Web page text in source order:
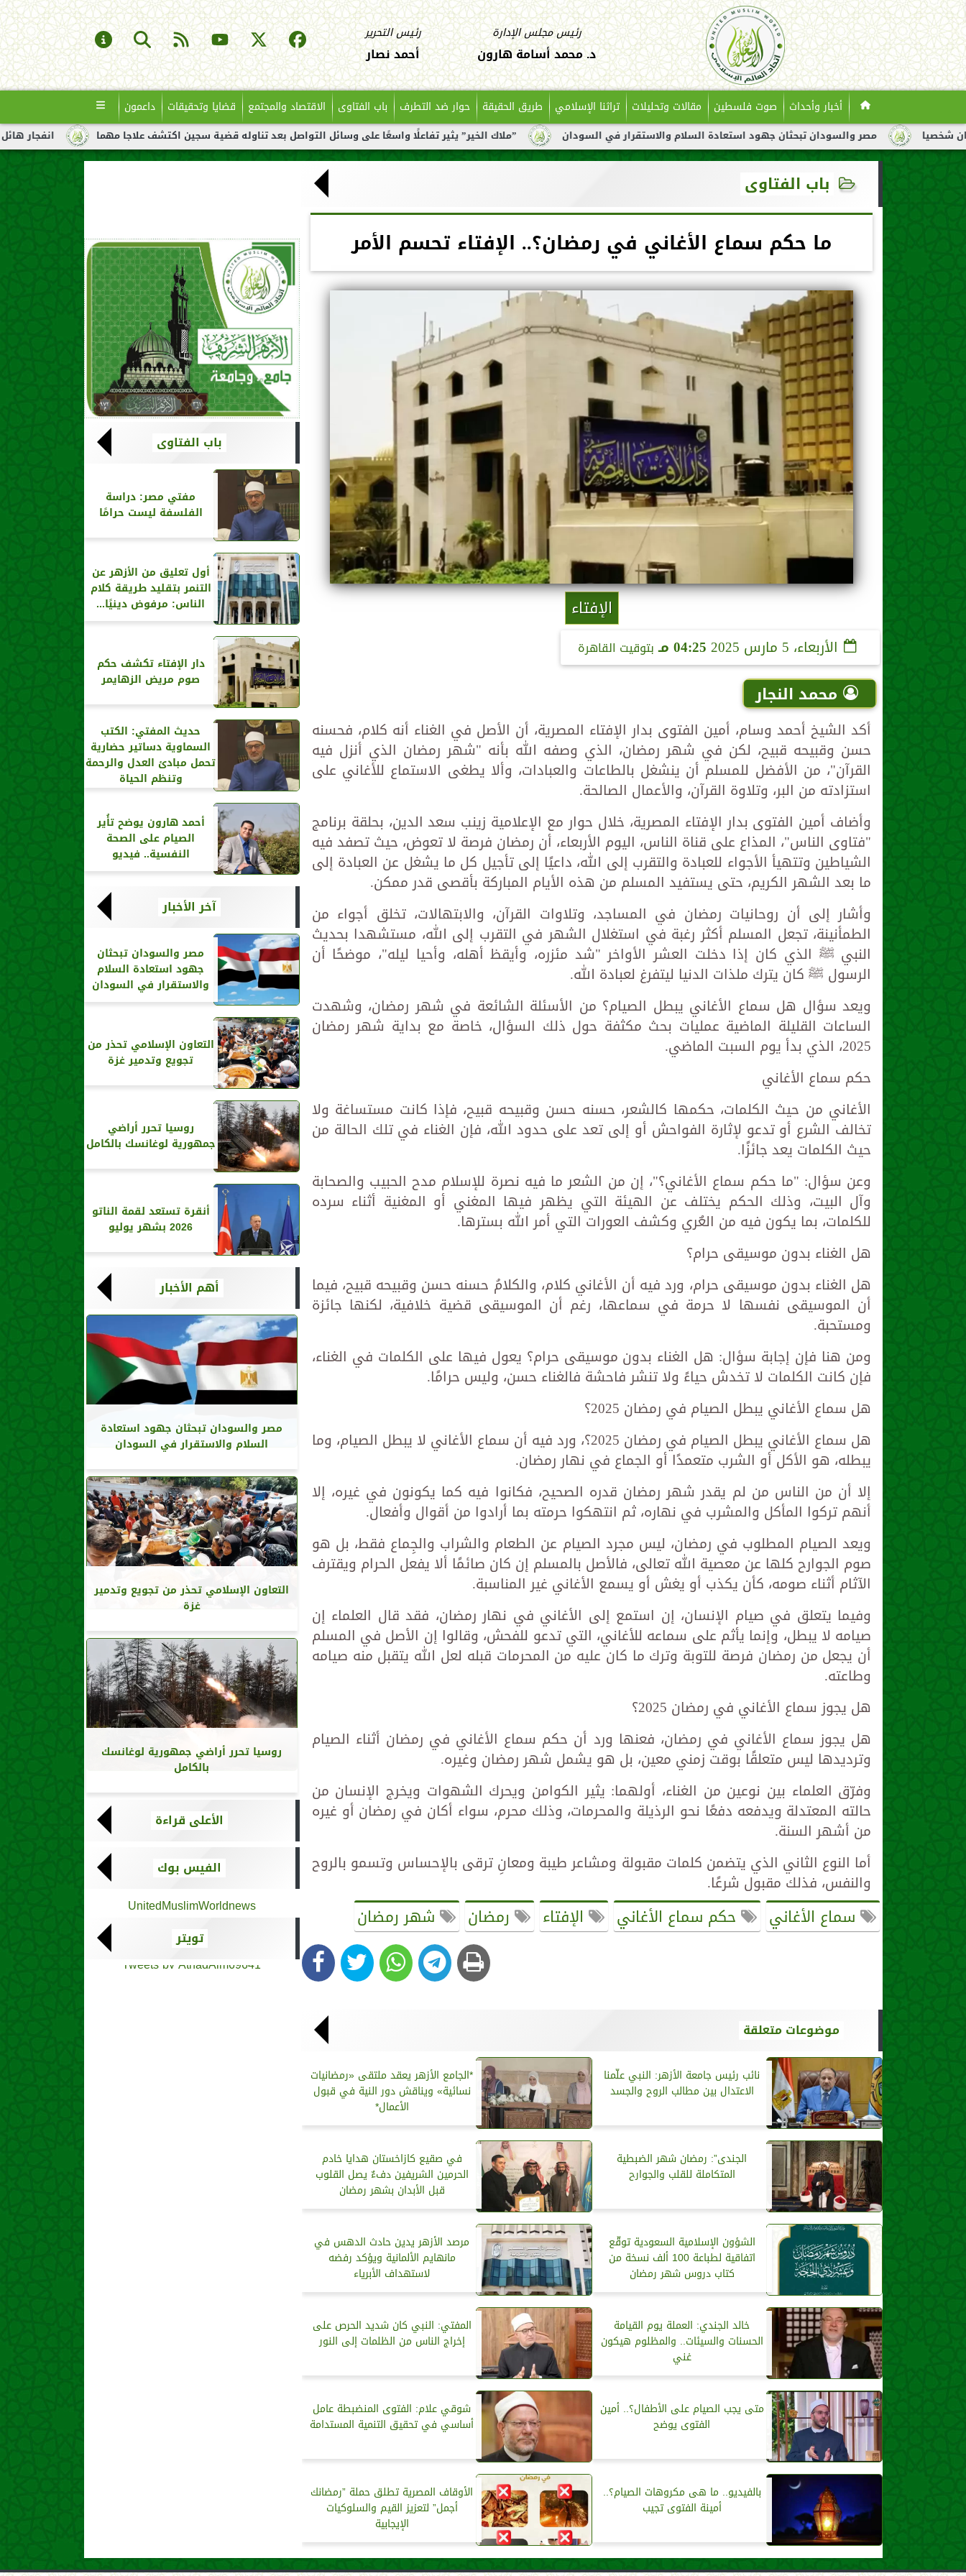
رئيس مجلس الإدارة
د. محمد أسامة هارون
رئيس التحرير
أحمد نصار
أخبار وأحداث صوت فلسطين مقالات وتحليلات تراثنا الإسلامي طريق الحقيقة حوار ضد التطرف باب الفتاوى الاقتصاد والمجتمع قضايا وتحقيقات داعمون
انفجار هائل لناقلة نفط ”ملاك الخير” يثير تفاعلًا واسعًا على وسائل التواصل بعد تناوله قضية سجين اكتشف علاجا مهما مصر والسودان تبحثان جهود استعادة السلام والاستقرار في السودان
باب الفتاوى
ما حكم سماع الأغاني في رمضان؟.. الإفتاء تحسم الأمر
الإفتاء
الأربعاء، 5 مارس 2025 04:25 مـ بتوقيت القاهرة
محمد النجار
أكد الشيخ أحمد وسام، أمين الفتوى بدار الإفتاء المصرية، أن الأصل في الغناء أنه كلام، فحسنه
حسن وقبيحه قبيح، لكن في شهر رمضان، الذي وصفه الله بأنه "شهر رمضان الذي أنزل فيه
القرآن"، من الأفضل للمسلم أن ينشغل بالطاعات والعبادات، وألا يطغى الاستماع للأغاني على
استزادته من البر، وتلاوة القرآن، والأعمال الصالحة.
وأضاف أمين الفتوى بدار الإفتاء المصرية، خلال حوار مع الإعلامية زينب سعد الدين، بحلقة برنامج
"فتاوى الناس"، المذاع على قناة الناس، اليوم الأربعاء، أن رمضان فرصة لا تعوض، حيث تصفد فيه
الشياطين وتتهيأ الأجواء للعبادة والتقرب إلى الله، داعيًا إلى تأجيل كل ما يشغل عن العبادة إلى
ما بعد الشهر الكريم، حتى يستفيد المسلم من هذه الأيام المباركة بأقصى قدر ممكن.
وأشار إلى أن روحانيات رمضان في المساجد، وتلاوات القرآن، والابتهالات، تخلق أجواء من
الطمأنينة، تجعل المسلم أكثر رغبة في استغلال الشهر في التقرب إلى الله، مستشهدا بحديث
النبي ﷺ الذي كان إذا دخلت العشر الأواخر "شد مئزره، وأيقظ أهله، وأحيا ليله"، موضحًا أن
الرسول ﷺ كان يترك ملذات الدنيا ليتفرغ لعبادة الله.
ويعد سؤال هل سماع الأغاني يبطل الصيام؟ من الأسئلة الشائعة في شهر رمضان، وشهدت
الساعات القليلة الماضية عمليات بحث مكثفة حول ذلك السؤال، خاصة مع بداية شهر رمضان
2025، الذي بدأ يوم السبت الماضي.
حكم سماع الأغاني
الأغاني من حيث الكلمات، حكمها كالشعر، حسنه حسن وقبيحه قبيح، فإذا كانت مستساغة ولا
تخالف الشرع أو تدعو لإثارة الفواحش أو إلى تعد على حدود الله، فإن الغناء في تلك الحالة من
حيث الكلمات يعد جائزًا.
وعن سؤال: "ما حكم سماع الأغاني؟"، إن من الشعر ما فيه نصرة للإسلام مدح الحبيب والصحابة
وآل البيت، وذلك الحكم يختلف عن الهيئة التي يظهر فيها المغني أو المغنية أثناء سرده
للكلمات، بما يكون فيه من العٌري وكشف العورات التي أمر الله بسترها.
هل الغناء بدون موسيقى حرام؟
هل الغناء بدون موسيقى حرام، ورد فيه أن الأغاني كلام، والكلامُ حسنه حسن وقبيحه قبيح، فيما
أن الموسيقى نفسها لا حرمة في سماعها، رغم أن الموسيقى قضية خلافية، لكنها جائزة
ومستحبة.
ومن هنا فإن إجابة سؤال: هل الغناء بدون موسيقى حرام؟ يعول فيها على الكلمات في الغناء،
فإن كانت الكلمات لا تخدش حياءً ولا تنشر فاحشة فالغناء حسن، وليس حرامًا.
هل سماع الأغاني يبطل الصيام في رمضان 2025؟
هل سماع الأغاني يبطل الصيام في رمضان 2025؟، ورد فيه أن سماع الأغاني لا يبطل الصيام، وما
يبطله، هو الأكل أو الشرب متعمدًا أو الجماع في نهار رمضان.
إلا أن من الناس من لم يقدر شهر رمضان قدره الصحيح، فكانوا فيه كما يكونون في غيره، إلا
أنهم تركوا المأكل والمشرب في نهاره، ثم انتهكوا حرمته بما أرادوا من أقوال وأفعال.
ويعد الصيام المطلوب في رمضان، ليس مجرد الصيام عن الطعام والشراب والجِماع فقط، بل هو
صوم الجوارح كلها عن معصية الله تعالى، فالأصل بالمسلم إن كان صائمًا ألا يفعل الحرام ويقترف
الآثام أثناء صومه، كأن يكذب أو يغش أو يسمع الأغاني غير المناسبة.
وفيما يتعلق في صيام الإنسان، إن استمع إلى الأغاني في نهار رمضان، فقد قال العلماء إن
صيامه لا يبطل، وإنما يأثم على سماعه للأغاني، التي تدعو للفحش، وقالوا إن الأصل في المسلم
أن يجعل من رمضان فرصة للتوبة وترك ما كان عليه من المحرمات قبله لعل الله يتقبل منه صيامه
وطاعته.
هل يجوز سماع الأغاني في رمضان 2025؟
هل يجوز سماع الأغاني في رمضان، فعنها ورد أن حكم سماع الأغاني في رمضان أثناء الصيام
وترديدها ليس متعلقًا بوقت زمني معين، بل هو يشمل شهر رمضان وغيره.
وفرّق العلماء بين نوعين من الغناء، أولهما: يثير الكوامن ويحرك الشهوات ويخرج الإنسان من
حالته المعتدلة ويدفعه دفعًا نحو الرذيلة والمحرمات، وذلك محرم، سواء أكان في رمضان أو غيره
من أشهر السنة.
أما النوع الثاني الذي يتضمن كلمات مقبولة ومشاعر طيبة ومعانِ ترقى بالإحساس وتسمو بالروح
والنفس، فذلك مقبول شرعًا.
سماع الأغاني حكم سماع الأغاني الإفتاء رمضان شهر رمضان
موضوعات متعلقة
نائب رئيس جامعة الأزهر: النبي علّمنا
الاعتدال بين مطالب الروح والجسد
*الجامع الأزهر يعقد ملتقى «رمضانيات
نسائية» ويناقش دور النية في قبول
الأعمال*
الجندى”: رمضان شهر الضبطية
المتكاملة للقلب والجوارح
في صقيع كازاخستان هدايا خادم
الحرمين الشريفين دفءٌ يصل القلوب
قبل الأبدان بشهر رمضان
الشؤون الإسلامية السعودية توقّع
اتفاقية لطباعة 100 ألف نسخة من
كتاب دروس شهر رمضان
مرصد الأزهر يدين حادث الدهس في
مانهايم الألمانية ويؤكد رفضه
لاستهداف الأبرياء
خالد الجندي: العملة يوم القيامة
الحسنات والسيئات.. والمظلوم هيكون
غني
المفتي: النبي كان شديد الحرص على
إخراج الناس من الظلمات إلى النور
متى يجب الصيام على الأطفال؟.. أمين
الفتوى يوضح
شوقي علام: الفتوى المنضبطة عامل
أساسي في تحقيق التنمية المستدامة
بالفيديو.. ما هى مكروهات الصيام؟..
أمينة الفتوى تجيب
الأوقاف المصرية تطلق حملة ”رمضانك
أجمل” لتعزيز القيم والسلوكيات
الإيجابية
باب الفتاوى
مفتي مصر: دراسة
الفلسفة ليست حرامًا
أول تعليق من الأزهر عن
التنمر بتقليد طريقة كلام
الناس: مرفوض دينيًا...
دار الإفتاء تكشف حكم
صوم مريض الزهايمر
حديث المفتي: الكتب
السماوية دساتير حضارية
تحمل مبادئ العدل والرحمة
وتنظم الحياة
أحمد هارون يوضح تأُير
الصيام على الصحة
النفسية.. فيديو
آخر الأخبار
مصر والسودان تبحثان
جهود استعادة السلام
والاستقرار في السودان
التعاون الإسلامي تحذر من
تجويع وتدمير غزة
روسيا تحرر أراضي
جمهورية لوغانسك بالكامل
أنقرة تستعد لقمة الناتو
2026 بشهر يوليو
أهم الأخبار
مصر والسودان تبحثان جهود استعادة
السلام والاستقرار في السودان
التعاون الإسلامي تحذر من تجويع وتدمير
غزة
روسيا تحرر أراضي جمهورية لوغانسك
بالكامل
الأعلى قراءة
الفيس بوك
UnitedMuslimWorldnews
تويتر
Tweets by AthadAlm69641